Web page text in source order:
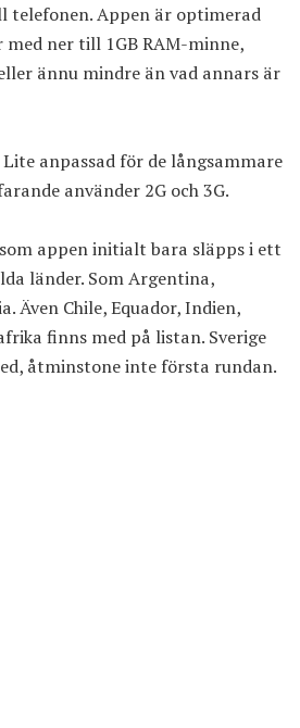
telefonen. Appen är optimerad
ner till 1GB RAM-minne,
ännu mindre än vad annars är
anpassad för de långsammare
använder 2G och 3G.
appen initialt bara släpps i ett
länder. Som Argentina,
Även Chile, Equador, Indien,
finns med på listan. Sverige
åtminstone inte första rundan.